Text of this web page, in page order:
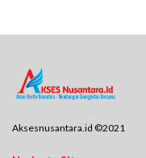
Aksesnusantara.id ©2021